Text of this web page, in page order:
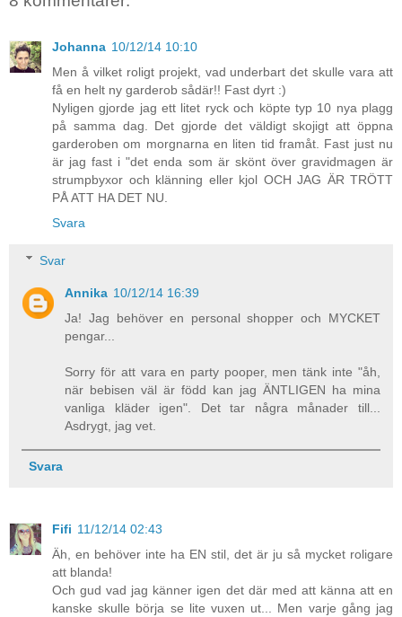
Johanna 10/12/14 10:10
Men å vilket roligt projekt, vad underbart det skulle vara att
få en helt ny garderob sådär!! Fast dyrt :)
Nyligen gjorde jag ett litet ryck och köpte typ 10 nya plagg
på samma dag. Det gjorde det väldigt skojigt att öppna
garderoben om morgnarna en liten tid framåt. Fast just nu
är jag fast i "det enda som är skönt över gravidmagen är
strumpbyxor och klänning eller kjol OCH JAG ÄR TRÖTT
PÅ ATT HA DET NU.
Svara
Svar
Annika 10/12/14 16:39
Ja! Jag behöver en personal shopper och MYCKET
pengar...
Sorry för att vara en party pooper, men tänk inte "åh,
när bebisen väl är född kan jag ÄNTLIGEN ha mina
vanliga kläder igen". Det tar några månader till...
Asdrygt, jag vet.
Svara
Fifi 11/12/14 02:43
Äh, en behöver inte ha EN stil, det är ju så mycket roligare
att blanda!
Och gud vad jag känner igen det där med att känna att en
kanske skulle börja se lite vuxen ut... Men varje gång jag